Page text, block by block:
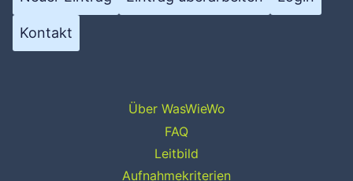
Kontakt
Über WasWieWo
FAQ
Leitbild
Aufnahmekriterien